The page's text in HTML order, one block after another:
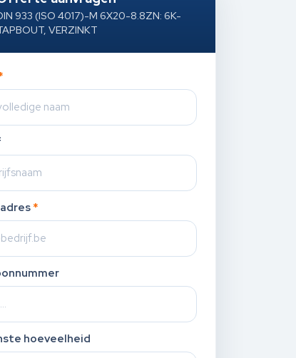
933 (ISO 4017)-M 6X20-8.8ZN: 6K-
VERZINKT
*
hoeveelheid